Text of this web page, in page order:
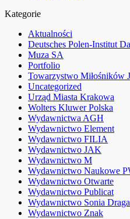
Kategorie
Aktualności
Deutsches Polen-Institut
Muza SA
Portfolio
Towarzystwo Miłośników
Uncategorized
Urząd Miasta Krakowa
Wolters Kluwer Polska
Wydawnictwa AGH
Wydawnictwo Element
Wydawnictwo FILIA
Wydawnictwo JAK
Wydawnictwo M
Wydawnictwo Naukowe
Wydawnictwo Otwarte
Wydawnictwo Publicat
Wydawnictwo Sonia Draga
Wydawnictwo Znak